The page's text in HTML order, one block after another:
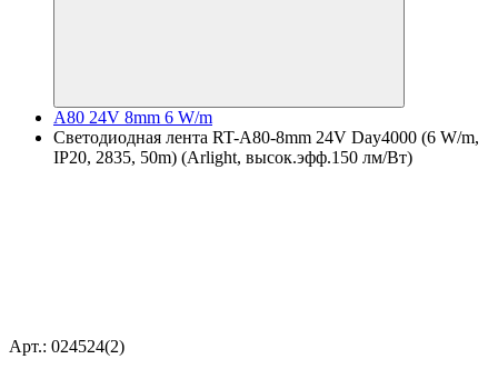
A80 24V 8mm 6 W/m
Светодиодная лента RT-A80-8mm 24V Day4000 (6 W/m,
IP20, 2835, 50m) (Arlight, высок.эфф.150 лм/Вт)
Арт.: 024524(2)